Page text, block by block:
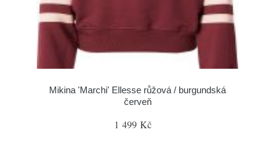
Mikina 'Marchi' Ellesse růžová / burgundská
červeň
1 499 Kč